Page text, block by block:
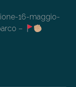
16-maggio-
–